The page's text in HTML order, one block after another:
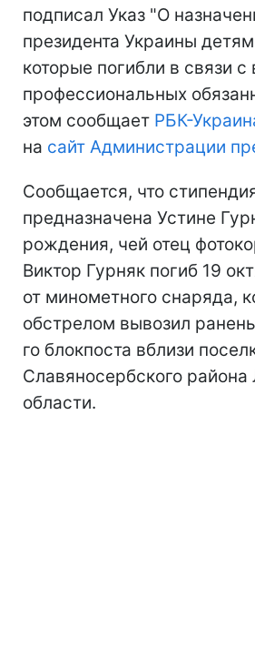
подписал Указ "О
президента Украины
которые погибли в связи
профессиональных
этом сообщает РБК-
на сайт Администрации
Сообщается, что
предназначена Устине
рождения, чей отец
Виктор Гурняк погиб 19
от минометного снаряда,
обстрелом вывозил
го блокпоста вблизи
Славяносербского района
области.